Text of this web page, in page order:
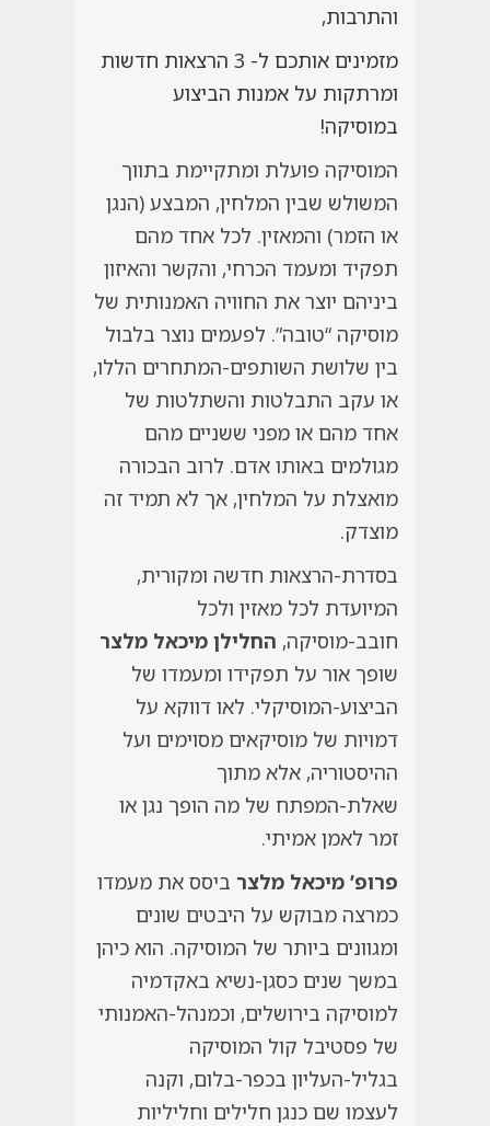
והתרבות,
מזמינים אותכם ל- 3 הרצאות חדשות
ומרתקות על אמנות הביצוע
במוסיקה!
המוסיקה פועלת ומתקיימת בתווך
המשולש שבין המלחין, המבצע (הנגן
או הזמר) והמאזין. לכל אחד מהם
תפקיד ומעמד הכרחי, והקשר והאיזון
ביניהם יוצר את החוויה האמנותית של
מוסיקה “טובה”. לפעמים נוצר בלבול
בין שלושת השותפים-המתחרים הללו,
או עקב התבלטות והשתלטות של
אחד מהם או מפני ששניים מהם
מגולמים באותו אדם. לרוב הבכורה
מואצלת על המלחין, אך לא תמיד זה
מוצדק.
בסדרת-הרצאות חדשה ומקורית,
המיועדת לכל מאזין ולכל
חובב-מוסיקה, החלילן מיכאל מלצר
שופך אור על תפקידו ומעמדו של
הביצוע-המוסיקלי. לאו דווקא על
דמויות של מוסיקאים מסוימים ועל
ההיסטוריה, אלא מתוך
שאלת-המפתח של מה הופך נגן או
זמר לאמן אמיתי.
פרופ’ מיכאל מלצר ביסס את מעמדו
כמרצה מבוקש על היבטים שונים
ומגוונים ביותר של המוסיקה. הוא כיהן
במשך שנים כסגן-נשיא באקדמיה
למוסיקה בירושלים, וכמנהל-האמנותי
של פסטיבל קול המוסיקה
בגליל-העליון בכפר-בלום, וקנה
לעצמו שם כנגן חלילים וחליליות